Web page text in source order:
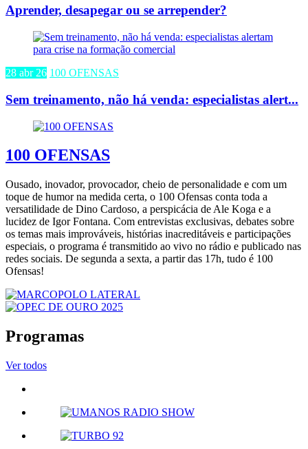
Aprender, desapegar ou se arrepender?
28 abr 26 100 OFENSAS
Sem treinamento, não há venda: especialistas alert...
100 OFENSAS
Ousado, inovador, provocador, cheio de personalidade e com um
toque de humor na medida certa, o 100 Ofensas conta toda a
versatilidade de Dino Cardoso, a perspicácia de Ale Koga e a
lucidez de Igor Fontana. Com entrevistas exclusivas, debates sobre
os temas mais improváveis, histórias inacreditáveis e participações
especiais, o programa é transmitido ao vivo no rádio e publicado nas
redes sociais. De segunda a sexta, a partir das 17h, tudo é 100
Ofensas!
Programas
Ver todos